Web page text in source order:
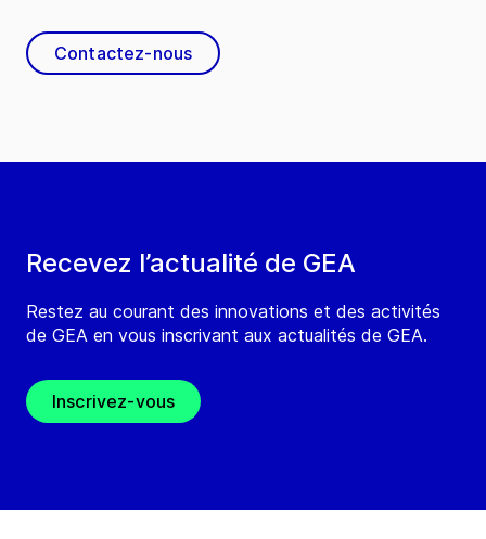
Recevez l’actualité de GEA
Restez au courant des innovations et des activités
de GEA en vous inscrivant aux actualités de GEA.
Inscrivez-vous
Contactez-nous